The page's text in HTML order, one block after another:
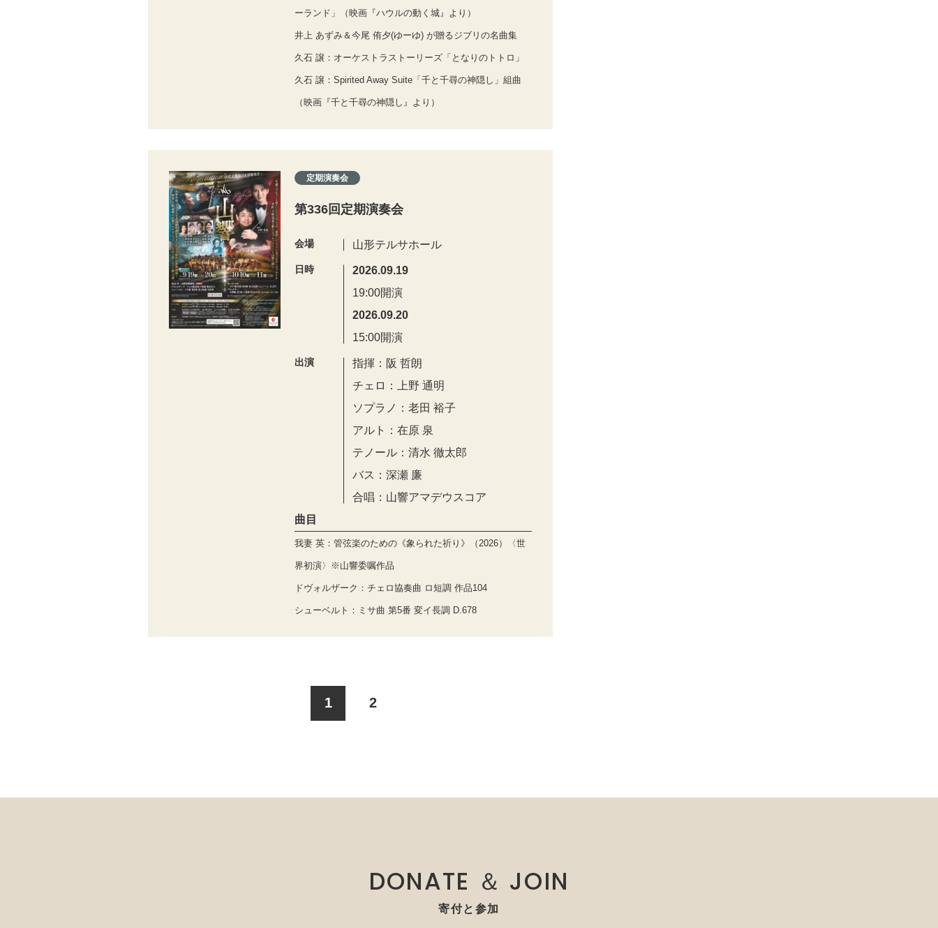
ーランド」（映画『ハウルの動く城』より）
井上 あずみ＆今尾 侑夕(ゆーゆ) が贈るジブリの名曲集
久石 譲：オーケストラストーリーズ「となりのトトロ」
久石 譲：Spirited Away Suite「千と千尋の神隠し」組曲
（映画『千と千尋の神隠し』より）
定期演奏会
第336回定期演奏会
会場 山形テルサホール
日時
2026.09.19
19:00開演
2026.09.20
15:00開演
出演
指揮：阪 哲朗
チェロ：上野 通明
ソプラノ：老田 裕子
アルト：在原 泉
テノール：清水 徹太郎
バス：深瀬 廉
合唱：山響アマデウスコア
曲目
我妻 英：管弦楽のための《象られた祈り》（2026）〈世
界初演〉※山響委嘱作品
ドヴォルザーク：チェロ協奏曲 ロ短調 作品104
シューベルト：ミサ曲 第5番 変イ長調 D.678
1 2
DONATE ＆ JOIN
寄付と参加